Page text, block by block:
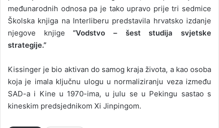
međunarodnih odnosa pa je tako upravo prije tri sedmice
Školska knjiga na Interliberu predstavila hrvatsko izdanje
njegove knjige“Vodstvo – šest studija svjetske
strategije.”
Kissinger je bio aktivan do samog kraja života, a kao osoba
koja je imala ključnu ulogu u normaliziranju veza između
SAD-a i Kine u 1970-ima, u julu se u Pekingu sastao s
kineskim predsjednikom Xi Jinpingom.